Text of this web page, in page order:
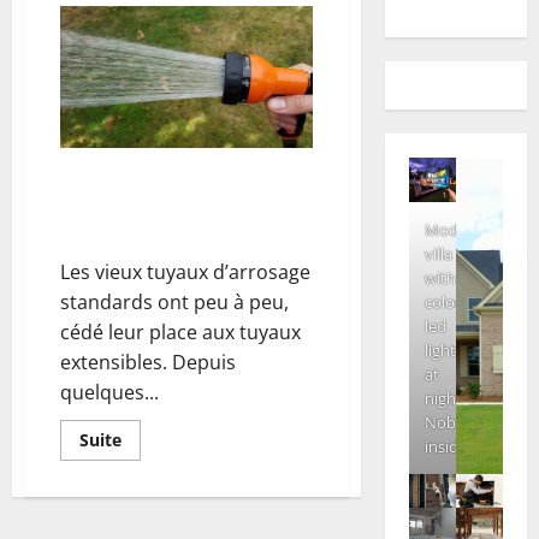
Les vieux tuyaux d’arrosage
standards ont peu à peu,
cédé leur place aux tuyaux
extensibles. Depuis
quelques...
SuiteEn
savoir
Les
Modern
villa
with
colored
led
lights
at
night.
Nobody
inside